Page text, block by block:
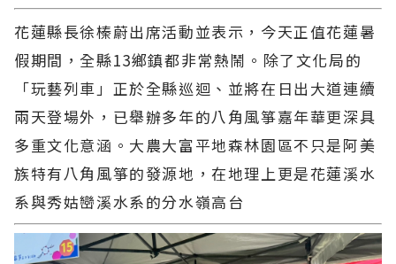
花蓮縣長徐榛蔚出席活動並表示，今天正值花蓮暑
假期間，全縣13鄉鎮都非常熱鬧。除了文化局的
「玩藝列車」正於全縣巡迴、並將在日出大道連續
兩天登場外，已舉辦多年的八角風箏嘉年華更深具
多重文化意涵。大農大富平地森林園區不只是阿美
族特有八角風箏的發源地，在地理上更是花蓮溪水
系與秀姑巒溪水系的分水嶺高台